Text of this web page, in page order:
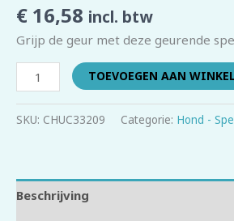
€ 16,58 incl. btw
Grijp de geur met deze geurende
TOEVOEGEN AAN
SKU: CHUC33209 Categorie: Hond -
Beschrijving